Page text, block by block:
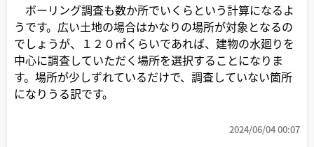
ボーリング調査も数か所でいくらという計算になるよ
うです。広い土地の場合はかなりの場所が対象となるの
でしょうが、１２０㎡くらいであれば、建物の水廻りを
中心に調査していただく場所を選択することになりま
す。場所が少しずれているだけで、調査していない箇所
になりうる訳です。
2024/06/04 00:07